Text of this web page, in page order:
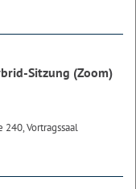
Sitzung (Zoom)
Vortragssaal